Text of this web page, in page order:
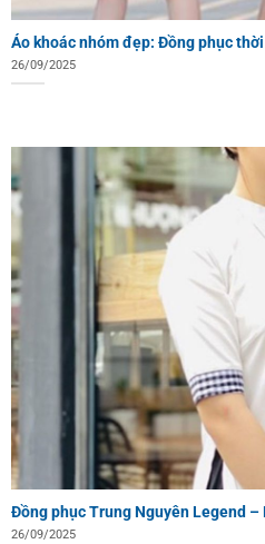
Áo khoác nhóm đẹp: Đồng phục
26/09/2025
Đồng phục Trung Nguyên Legend
26/09/2025